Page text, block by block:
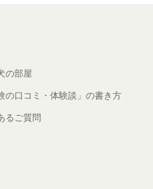
の部屋
の口コミ・体験談」の書き方
るご質問